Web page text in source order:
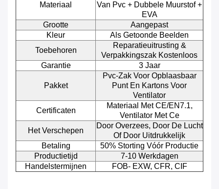
Materiaal
Van Pvc + Dubbele Muurstof +
EVA
Grootte
Aangepast
Kleur
Als Getoonde Beelden
Toebehoren
Reparatieuitrusting &
Verpakkingszak Kostenloos
Garantie
3 Jaar
Pakket
Pvc-Zak Voor Opblaasbaar
Punt En Kartons Voor
Ventilator
Certificaten
Materiaal Met CE/EN7.1,
Ventilator Met Ce
Het Verschepen
Door Overzees, Door De Lucht
Of Door Uitdrukkelijk
Betaling
50% Storting Vóór Productie
Productietijd
7-10 Werkdagen
Handelstermijnen
FOB- EXW, CFR, CIF